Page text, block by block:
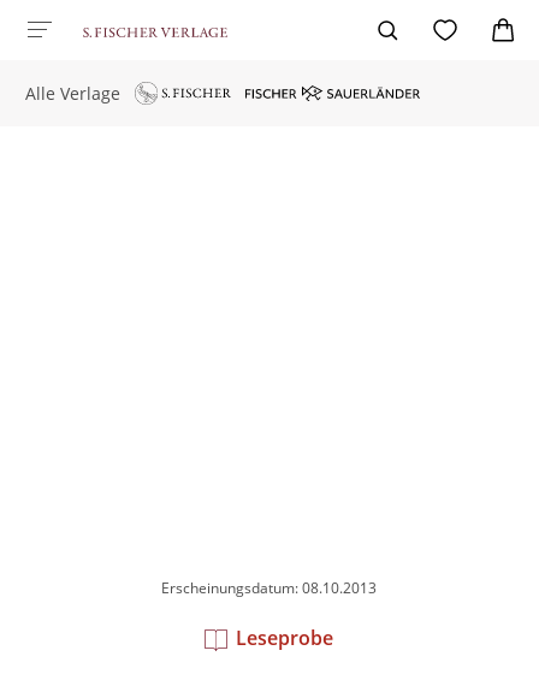
Alle Verlage
Erscheinungsdatum: 08.10.2013
Leseprobe